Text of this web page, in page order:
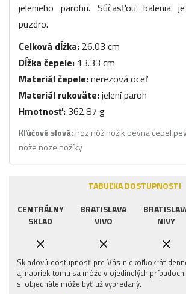
jelenieho parohu. Súčasťou balenia
puzdro.
Celková dĺžka: 26.03 cm
Dĺžka čepele: 13.33 cm
Materiál čepele:nerezová oceľ
Materiál rukoväte:jelení paroh
Hmotnosť: 362.87 g
Kľúčové slová: noz nôž nožík pevna cepel
nože noze nožíky
TABUĽKA DOSTUPNOSTI
CENTRÁLNY
SKLAD
BRATISLAVA
VIVO
NIVY
Skladovú dostupnosť pre Vás niekoľkokrát
aj napriek tomu sa môže v ojedinelých
si objednáte môže byť už vypredaný.